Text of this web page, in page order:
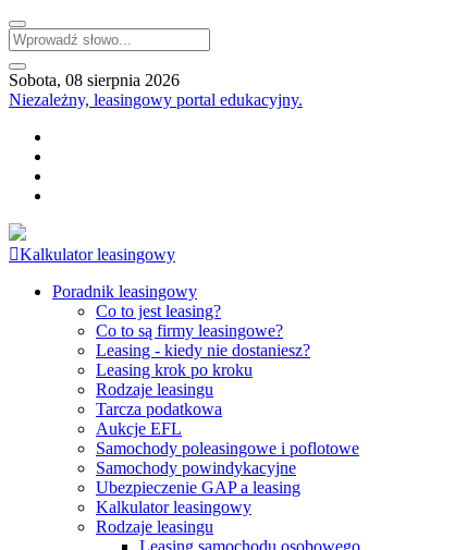
Sobota, 08 sierpnia 2026
Niezależny, leasingowy portal edukacyjny.
Kalkulator leasingowy
Poradnik leasingowy
Co to jest leasing?
Co to są firmy leasingowe?
Leasing - kiedy nie dostaniesz?
Leasing krok po kroku
Rodzaje leasingu
Tarcza podatkowa
Aukcje EFL
Samochody poleasingowe i poflotowe
Samochody powindykacyjne
Ubezpieczenie GAP a leasing
Kalkulator leasingowy
Rodzaje leasingu
Leasing samochodu osobowego